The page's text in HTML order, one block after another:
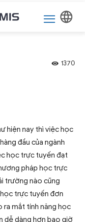
1370
hiện nay thì việc học
đầu của ngành
học trực tuyến đạt
pháp học trực
trường nào cũng
trực tuyến đơn
ra mắt tính năng học
dễ dàng hơn bao giờ